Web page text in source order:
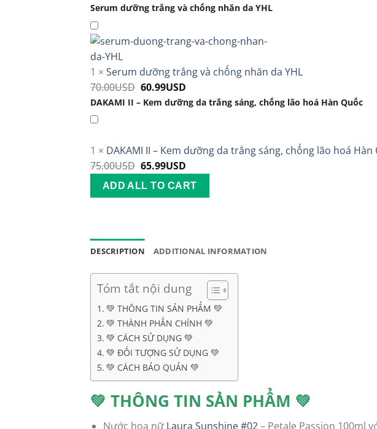
was:
is:
price
180.00USD.
price
125.99USD.
Serum dưỡng trắng và chống nhăn da YHL
1 × Serum dưỡng trắng và chống nhăn da YHL
70.00USD Original
price
60.99USD
price
DAKAMI II – Kem dưỡng da trắng sáng, chống lão hoá Hàn Quốc
1 × DAKAMI II – Kem dưỡng da trắng sáng, chống lão hoá Hàn
75.00USD Original
price
was:
65.99USD
price
is:
ADD ALL TO CART
DESCRIPTION ADDITIONAL INFORMATION
Tóm tắt nội dung
💚 THÔNG TIN SẢN PHẨM 💚
💚 THÀNH PHẦN CHÍNH 💚
💚 CÁCH SỬ DỤNG 💚
💚 ĐỐI TƯỢNG SỬ DỤNG 💚
💚 CÁCH BẢO QUẢN 💚
💚 THÔNG TIN SẢN PHẨM 💚
Nước hoa nữ Laura Sunshine #02– Petale Passion 100ml